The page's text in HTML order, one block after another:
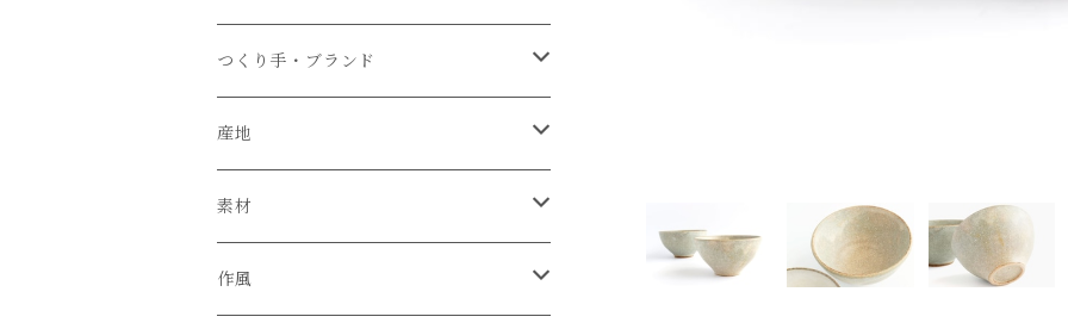
つくり手・ブランド
石井菜摘
カイトアヤキ
きほんの道具 あべ
産地
信楽焼
砥部焼
素材
陶器
作風